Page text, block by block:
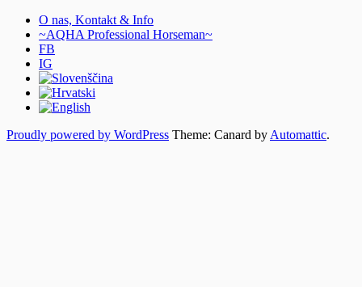
O nas, Kontakt & Info
~AQHA Professional Horseman~
FB
IG
Proudly powered by WordPress Theme: Canard by Automattic.